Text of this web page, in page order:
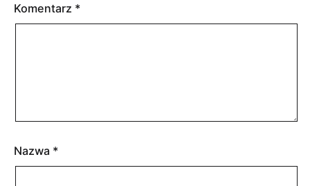
Komentarz *
Nazwa *